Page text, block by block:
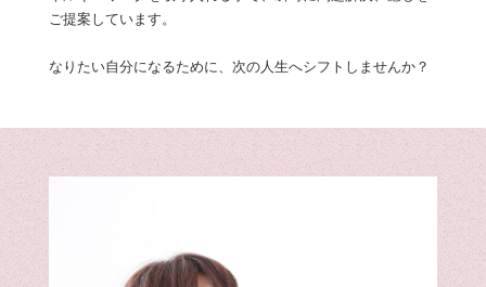
ご提案しています。
なりたい自分になるために、次の人生へシフトしませんか？